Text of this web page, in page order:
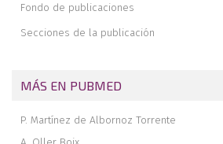
Fondo de publicaciones
Secciones de la publicación
MÁS EN PUBMED
P. Martínez de Albornoz Torrente